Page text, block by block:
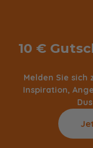
10 €
Melden Sie
Inspiration,